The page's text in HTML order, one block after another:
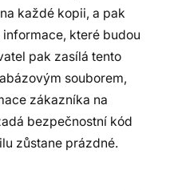
každé kopii, a pak
které budou
pak zasílá tento
souborem,
zákazníka na
bezpečnostní kód
zůstane prázdné.